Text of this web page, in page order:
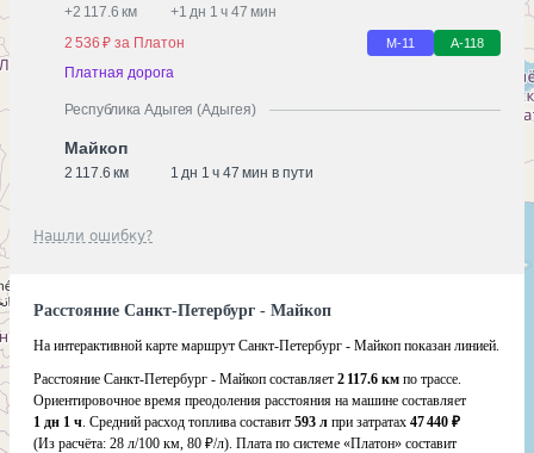
+2 117.6 км +1 дн 1 ч 47 мин
2 536 ₽ за Платон
М-11 А-118
Платная дорога
Республика Адыгея (Адыгея)
Майкоп
2 117.6 км 1 дн 1 ч 47 мин в пути
Нашли ошибку?
Расстояние Санкт-Петербург - Майкоп
На интерактивной карте маршрут Санкт-Петербург - Майкоп показан линией.
Расстояние Санкт-Петербург - Майкоп составляет 2 117.6 км по трассе.
Ориентировочное время преодоления расстояния на машине составляет
1 дн 1 ч. Средний расход топлива составит 593 л при затратах 47 440 ₽
(Из расчёта: 28 л/100 км, 80 ₽/л). Плата по системе «Платон» составит